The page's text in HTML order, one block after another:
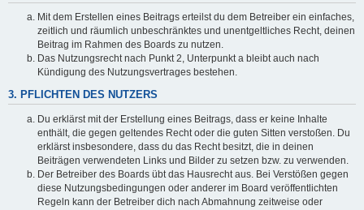
Mit dem Erstellen eines Beitrags erteilst du dem Betreiber ein einfaches,
zeitlich und räumlich unbeschränktes und unentgeltliches Recht, deinen
Beitrag im Rahmen des Boards zu nutzen.
Das Nutzungsrecht nach Punkt 2, Unterpunkt a bleibt auch nach
Kündigung des Nutzungsvertrages bestehen.
3. PFLICHTEN DES NUTZERS
Du erklärst mit der Erstellung eines Beitrags, dass er keine Inhalte
enthält, die gegen geltendes Recht oder die guten Sitten verstoßen. Du
erklärst insbesondere, dass du das Recht besitzt, die in deinen
Beiträgen verwendeten Links und Bilder zu setzen bzw. zu verwenden.
Der Betreiber des Boards übt das Hausrecht aus. Bei Verstößen gegen
diese Nutzungsbedingungen oder anderer im Board veröffentlichten
Regeln kann der Betreiber dich nach Abmahnung zeitweise oder